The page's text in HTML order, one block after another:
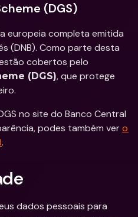
(DGS)
europeia completa emitida
(DNB). Como parte desta
(DGS), que protege
no site do Banco Central
podes também ver o
.
dados pessoais para